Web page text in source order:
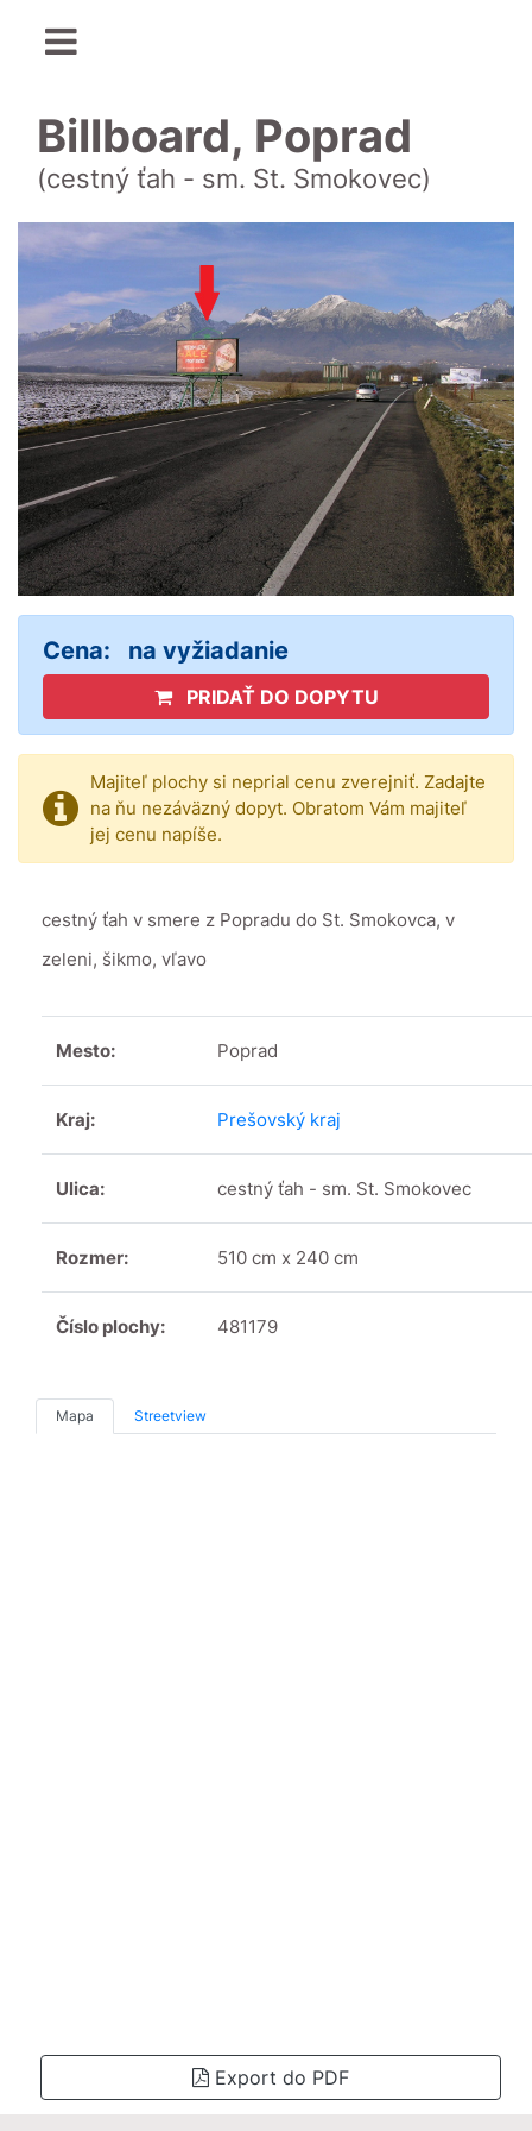
Billboard, Poprad
(cestný ťah - sm. St. Smokovec)
Cena: na vyžiadanie
PRIDAŤ DO DOPYTU
Majiteľ plochy si neprial cenu zverejniť. Zadajte
na ňu nezáväzný dopyt. Obratom Vám majiteľ
jej cenu napíše.
cestný ťah v smere z Popradu do St. Smokovca, v
zeleni, šikmo, vľavo
Mesto: Poprad
Kraj: Prešovský kraj
Ulica: cestný ťah - sm. St. Smokovec
Rozmer: 510 cm x 240 cm
Číslo plochy: 481179
Mapa Streetview
Export do PDF